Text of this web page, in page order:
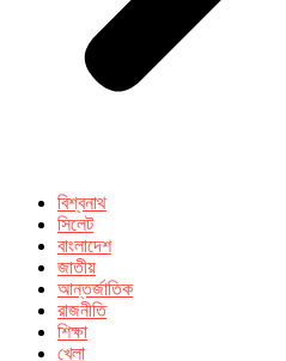
বিশ্বনাথ
সিলেট
বাংলাদেশ
জাতীয়
আন্তর্জাতিক
রাজনীতি
শিক্ষা
খেলা